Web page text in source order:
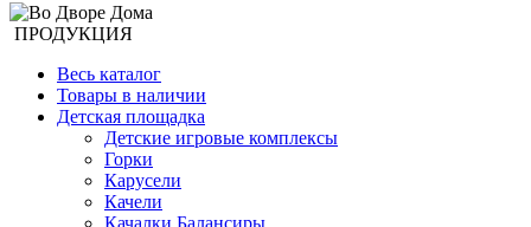
ПРОДУКЦИЯ
Весь каталог
Товары в наличии
Детская площадка
Детские игровые комплексы
Горки
Карусели
Качели
Качалки Балансиры